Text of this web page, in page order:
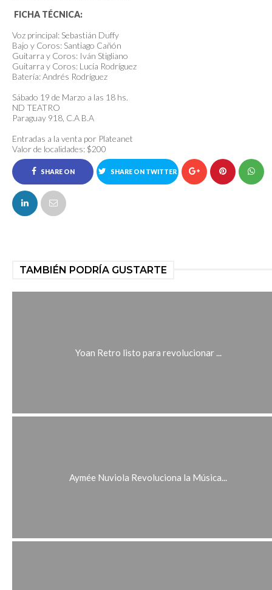
FICHA TÉCNICA:
Voz principal: Sebastián Duffy
Bajo y Coros: Santiago Cañón
Guitarra y Coros: Iván Stigliano
Guitarra y Coros: Lucía Rodríguez
Batería: Andrés Rodríguez
Sábado 19 de Marzo a las 18 hs.
ND TEATRO
Paraguay 918, C.A B.A
Entradas a la venta por Plateanet
Valor de localidades: $200
SHARE ON
FACEBOOK
SHARE ON TWITTER
TAMBIÉN PODRÍA GUSTARTE
Yoan Retro listo para revolucionar ...
Aymée Nuviola Revoluciona la Música...